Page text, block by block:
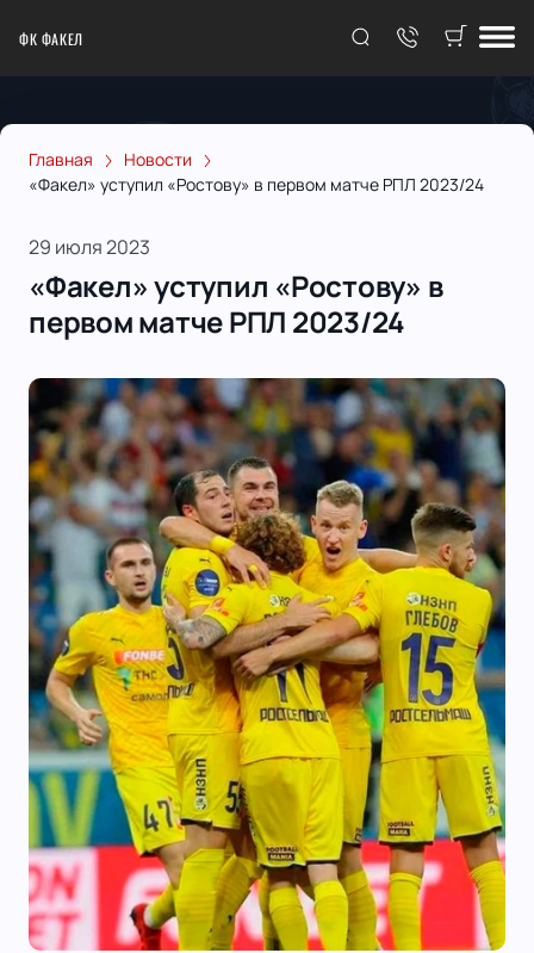
ФК ФАКЕЛ
Главная
Новости
«Факел» уступил «Ростову» в первом матче РПЛ 2023/24
29 июля 2023
«Факел» уступил «Ростову» в
первом матче РПЛ 2023/24